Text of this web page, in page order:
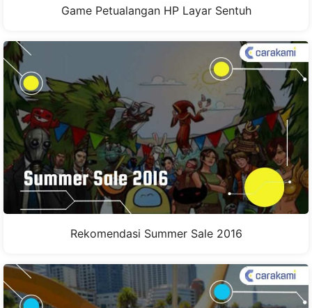
Game Petualangan HP Layar Sentuh
Rekomendasi Summer Sale 2016